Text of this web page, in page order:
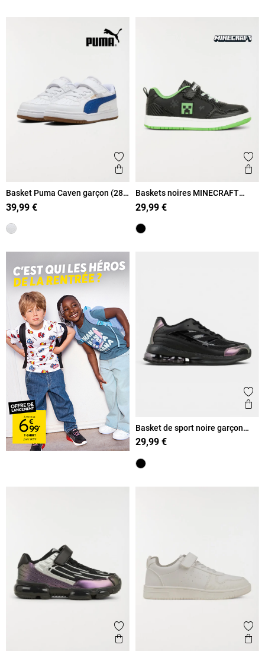
Ajouter aux favoris
Aperçu rapide
Basket Puma Caven garçon (28-
35)
39,99 €
Baskets noires MINECRAFT
garçon (31-38)
29,99 €
Basket de sport noire garçon
(36-39)
29,99 €
Ajouter aux favoris
Aperçu rapide